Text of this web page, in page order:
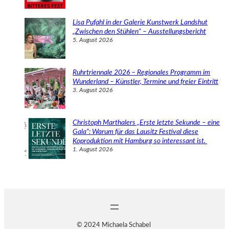
Lisa Pufahl in der Galerie Kunstwerk Landshut
„Zwischen den Stühlen“ – Ausstellungsbericht
5. August 2026
Ruhrtriennale 2026 – Regionales Programm im
Wunderland – Künstler, Termine und freier Eintritt
3. August 2026
Christoph Marthalers „Erste letzte Sekunde – eine
Gala“: Warum für das Lausitz Festival diese
Koproduktion mit Hamburg so interessant ist.
1. August 2026
© 2024 Michaela Schabel